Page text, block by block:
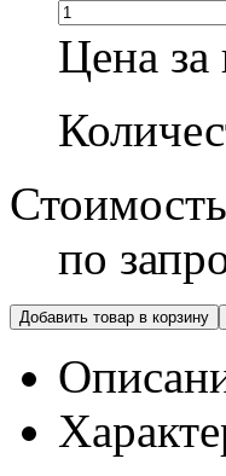
Цена за
Стоимость
по
Добавить товар в корзину